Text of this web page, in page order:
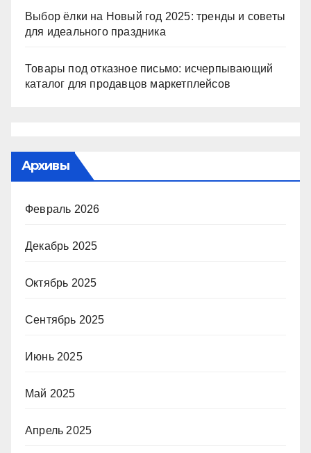
Выбор ёлки на Новый год 2025: тренды и советы
для идеального праздника
Товары под отказное письмо: исчерпывающий
каталог для продавцов маркетплейсов
Архивы
Февраль 2026
Декабрь 2025
Октябрь 2025
Сентябрь 2025
Июнь 2025
Май 2025
Апрель 2025